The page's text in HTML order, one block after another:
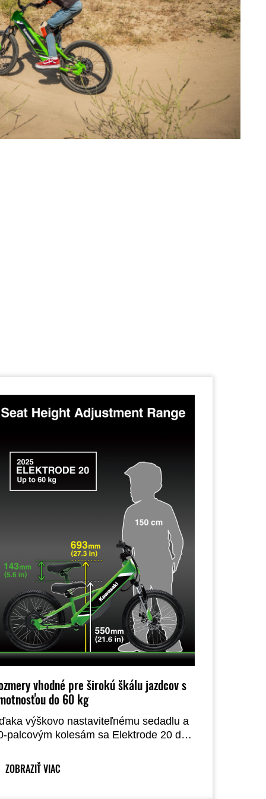
vhodné pre širokú škálu jazdcov s
do 60 kg
výškovo nastaviteľnému sedadlu a
palcovým kolesám sa Elektrode 20 dá
60 kg. Jeho veľkosť a nízka hmotnosť
istotu tým, ktorí prechádzajú z
ZOBRAZIŤ VIAC